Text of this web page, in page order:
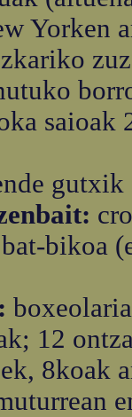
Yorken
saioak
gutxik
bikoa
12
8koak